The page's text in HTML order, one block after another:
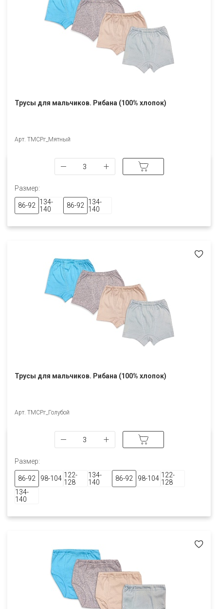
Трусы для мальчиков. Рибана (100% хлопок)
Арт. ТМСРг_Мятный
Размер:
86-92
134-
140
86-92
134-
140
Трусы для мальчиков. Рибана (100% хлопок)
Арт. ТМСРг_Голубой
Размер:
86-92 98-104 122-
128
134-
140
86-92 98-104 122-
128
134-
140